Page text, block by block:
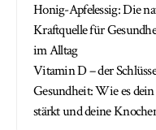
Honig-Apfelessig: Die
Kraftquelle für
im Alltag
Vitamin D – der
Gesundheit: Wie es
stärkt und deine